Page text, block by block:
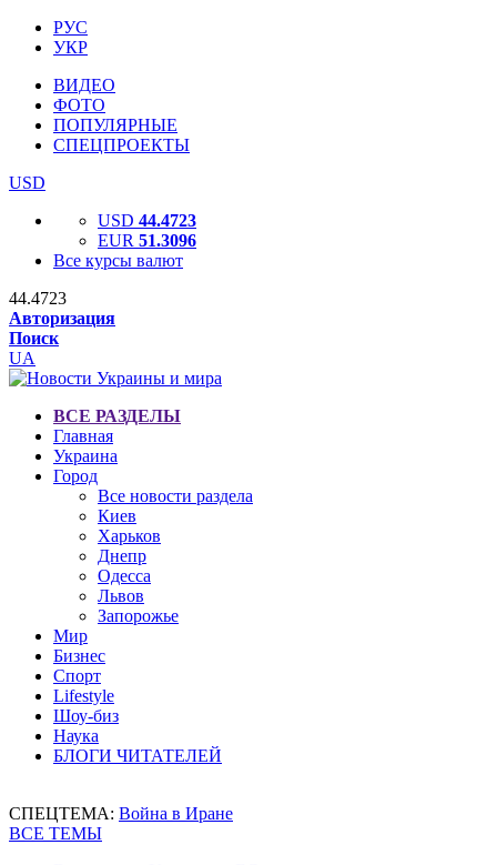
РУС
УКР
ВИДЕО
ФОТО
ПОПУЛЯРНЫЕ
СПЕЦПРОЕКТЫ
USD
USD 44.4723
EUR 51.3096
Все курсы валют
44.4723
Авторизация
Поиск
UA
ВСЕ РАЗДЕЛЫ
Главная
Украина
Город
Все новости раздела
Киев
Харьков
Днепр
Одесса
Львов
Запорожье
Мир
Бизнес
Спорт
Lifestyle
Шоу-биз
Наука
БЛОГИ ЧИТАТЕЛЕЙ
СПЕЦТЕМА: Война в Иране
ВСЕ ТЕМЫ